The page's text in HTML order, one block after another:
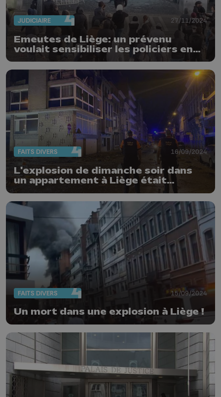
JUDICIAIRE 27/11/2024
Emeutes de Liège: un prévenu
voulait sensibiliser les policiers en
leur jetant des pavés
FAITS DIVERS 16/09/2024
L'explosion de dimanche soir dans
un appartement à Liège était
FAITS DIVERS 15/09/2024
Un mort dans une explosion à Liège !